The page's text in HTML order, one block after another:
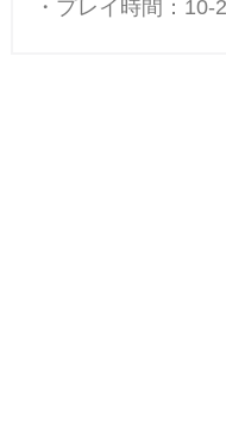
・プレイ時間：10-